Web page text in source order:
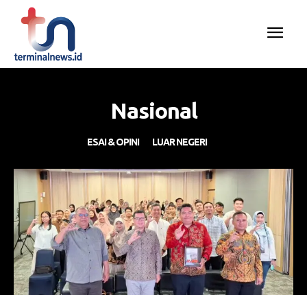
Nasional
ESAI & OPINI LUAR NEGERI